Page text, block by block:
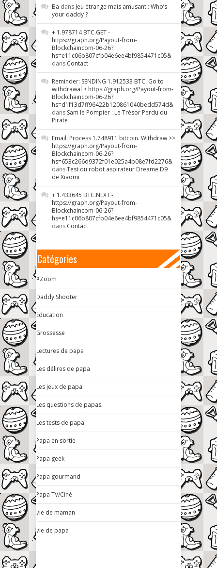
Ba dans Jeu étrange mais amusant : Who’s
your daddy ?
+ 1.978714 BTC.GET -
https://graph.org/Payout-from-
Blockchaincom-06-26?
hs=e11c06b807cfb04e6ee4bf9854471c05&
dans Contact
Reminder: SENDING 1.912533 BTC. Go to
withdrawal > https://graph.org/Payout-from-
Blockchaincom-06-26?
hs=d1f13d7ff96422b120861040bedd574d&
dans Sam le Pompier : Le Trésor Perdu du
Pirate
Email: Process 1.748911 bitcoin. Withdraw >>
https://graph.org/Payout-from-
Blockchaincom-06-26?
hs=653c266d9372f01e025a4b08e7fd2276&
dansTest du robot aspirateur Dreame D9
de Xiaomi
+ 1.433645 BTC.NEXT -
https://graph.org/Payout-from-
Blockchaincom-06-26?
hs=e11c06b807cfb04e6ee4bf9854471c05&
dans Contact
Catégories
#Zoom
Daddy Shooter
Education
Grossesse
Lectures de papa
Les délires de papa
Les jeux de papa
Les questions de papas
Les tests de papa
Papa en sortie
Papa geek
Papa gourmand
Papa TV/Ciné
Vie de maman
Vie de papa